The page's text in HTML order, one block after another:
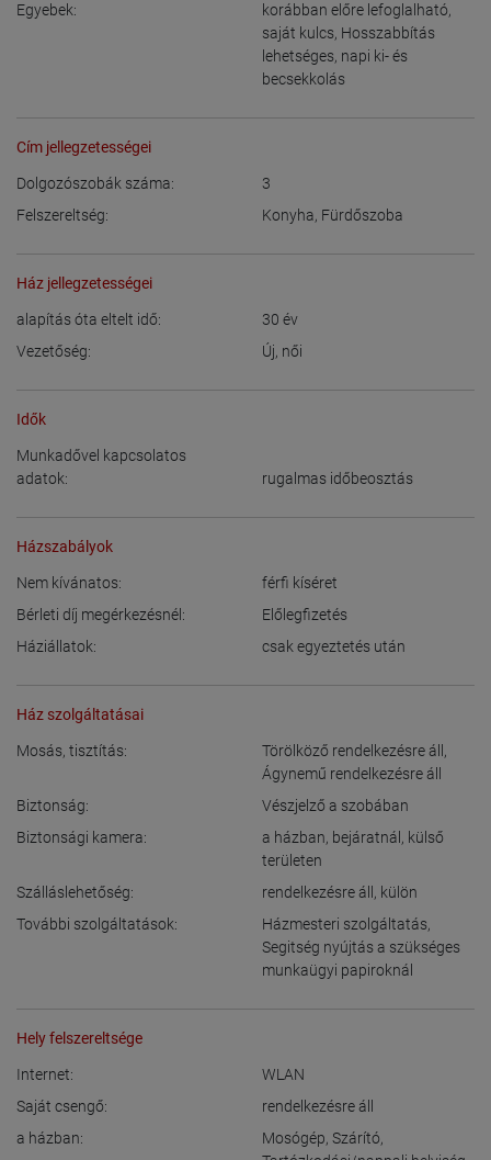
Egyebek: korábban előre lefoglalható,
saját kulcs, Hosszabbítás
lehetséges, napi ki- és
becsekkolás
Cím jellegzetességei
Dolgozószobák száma:
3
Felszereltség:
Konyha, Fürdőszoba
Ház jellegzetességei
alapítás óta eltelt idő: 30 év
Vezetőség:
Új, női
Idők
Munkadővel kapcsolatos
adatok:
rugalmas időbeosztás
Házszabályok
Nem kívánatos:
férfi kíséret
Bérleti díj megérkezésnél:
Előlegfizetés
Háziállatok:
csak egyeztetés után
Ház szolgáltatásai
Mosás, tisztítás: Törölköző rendelkezésre áll ,
Ágynemű rendelkezésre áll
Biztonság:
Vészjelző a szobában
Biztonsági kamera:
a házban, bejáratnál , külső
területen
Szálláslehetőség:
rendelkezésre áll , külön
További szolgáltatások:
Házmesteri szolgáltatás,
Segitség nyújtás a szükséges
munkaügyi papiroknál
Hely felszereltsége
Internet:
WLAN
Saját csengő:
rendelkezésre áll
a házban:
Mosógép, Szárító,